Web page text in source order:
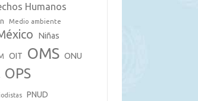
Humanos
Medio ambiente
Niñas
OIT OMS ONU
OPS
PNUD